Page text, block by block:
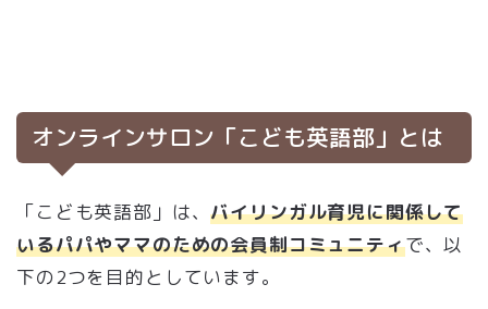
オンラインサロン「こども英語部」とは
「こども英語部」は、バイリンガル育児に関係して
いるパパやママのための会員制コミュニティで、以
下の2つを目的としています。